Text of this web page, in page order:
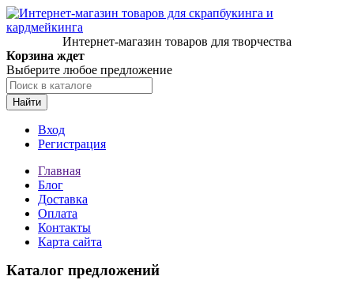
Интернет-магазин товаров для творчества
Корзина ждет
Выберите любое предложение
Найти
Вход
Регистрация
Главная
Блог
Доставка
Оплата
Контакты
Карта сайта
Каталог предложений